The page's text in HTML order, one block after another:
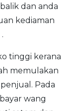
dan anda
kediaman
tinggi kerana
memulakan
Pada
wang